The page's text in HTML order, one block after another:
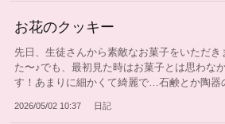
お花のクッキー
先日、生徒さんから素敵なお菓子をいただき
た〜♪でも、最初見た時はお菓子とは思わな
す！あまりに細かくて綺麗で…石鹸とか陶器
2026/05/02 10:37 日記